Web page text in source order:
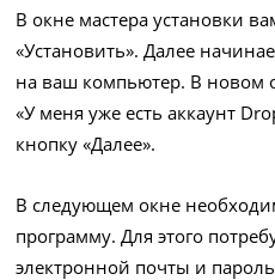
В окне мастера установки
«Установить». Далее
на ваш компьютер. В новом
«У меня уже есть аккаунт
кнопку «Далее».
В следующем окне
программу. Для этого
электронной почты и